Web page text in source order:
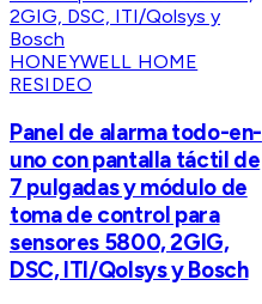
HONEYWELL HOME
RESIDEO
Panel de alarma todo-en-
uno con pantalla táctil de
7 pulgadas y módulo de
toma de control para
sensores 5800, 2GIG,
DSC, ITI/Qolsys y Bosch